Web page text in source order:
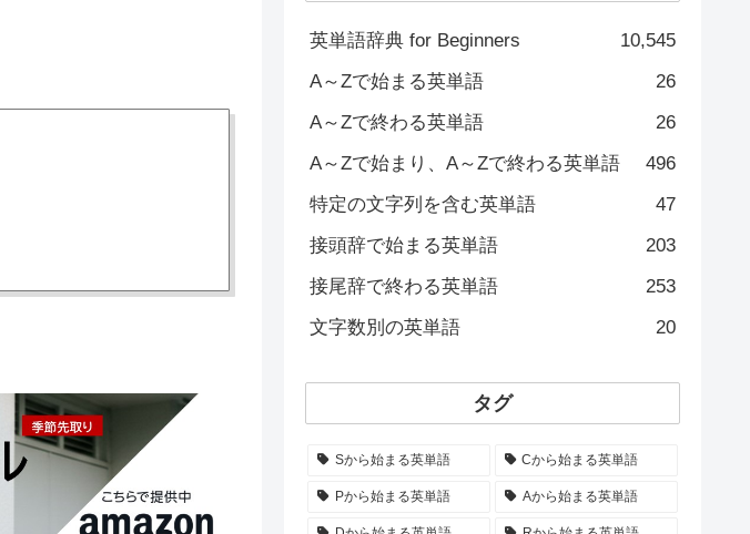
英単語辞典 for Beginners
10,545
A～Zで始まる英単語
26
A～Zで終わる英単語
26
A～Zで始まり、A～Zで終わる英単語
496
特定の文字列を含む英単語
47
接頭辞で始まる英単語
203
接尾辞で終わる英単語
253
文字数別の英単語
20
タグ
Sから始まる英単語 Cから始まる英単語
Pから始まる英単語 Aから始まる英単語